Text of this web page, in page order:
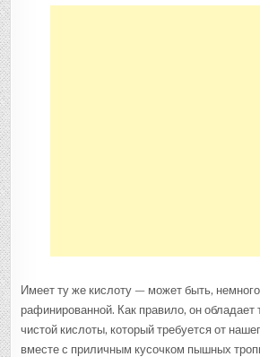
Имеет ту же кислоту — может быть,
рафинированной. Как правило, он
чистой кислоты, который требуется от
вместе с приличным кусочком пышных